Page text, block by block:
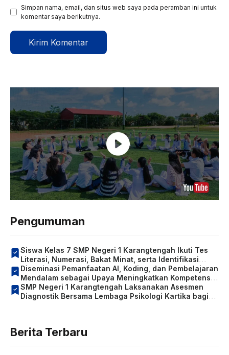
Simpan nama, email, dan situs web saya pada peramban ini untuk
komentar saya berikutnya.
Pengumuman
Siswa Kelas 7 SMP Negeri 1 Karangtengah Ikuti Tes
Literasi, Numerasi, Bakat Minat, serta Identifikasi
Kondisi Sosial Emosional dan Konsentrasi Belajar
Diseminasi Pemanfaatan AI, Koding, dan Pembelajaran
Mendalam sebagai Upaya Meningkatkan Kompetensi
Guru
SMP Negeri 1 Karangtengah Laksanakan Asesmen
Diagnostik Bersama Lembaga Psikologi Kartika bagi
Berita Terbaru